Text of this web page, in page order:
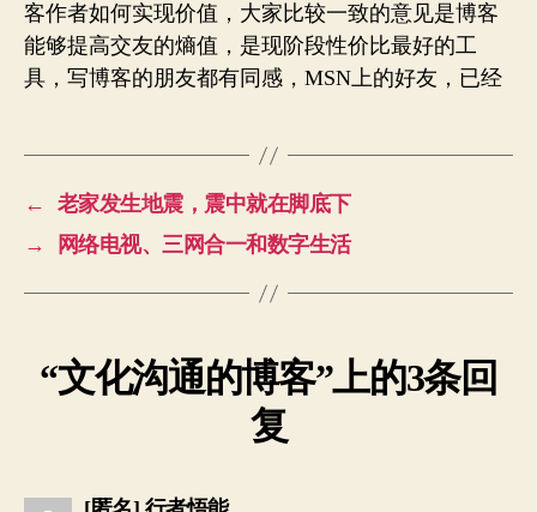
客作者如何实现价值，大家比较一致的意见是博客
能够提高交友的熵值，是现阶段性价比最好的工
具，写博客的朋友都有同感，MSN上的好友，已经
←
老家发生地震，震中就在脚底下
→
网络电视、三网合一和数字生活
“文化沟通的博客”上的3条回
复
说：